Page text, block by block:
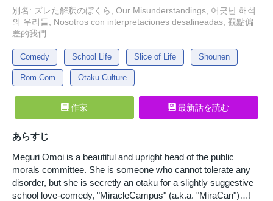
別名: ズレた解釈のぼくら, Our Misunderstandings, 어긋난 해석
의 우리들, Nosotros con interpretaciones desalineadas, 觀點偏
差的我們
Comedy School Life Slice of Life Shounen
Rom-Com Otaku Culture
作家 最新話を読む
あらすじ
Meguri Omoi is a beautiful and upright head of the public
morals committee. She is someone who cannot tolerate any
disorder, but she is secretly an otaku for a slightly suggestive
school love-comedy, "MiracleCampus" (a.k.a. "MiraCan")…!